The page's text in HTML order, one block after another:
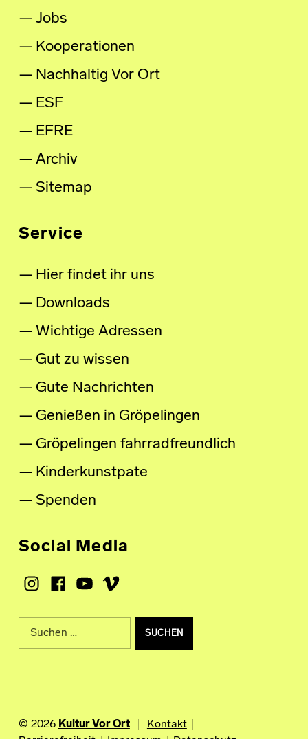
Jobs
Kooperationen
Nachhaltig Vor Ort
ESF
EFRE
Archiv
Sitemap
Service
Hier findet ihr uns
Downloads
Wichtige Adressen
Gut zu wissen
Gute Nachrichten
Genießen in Gröpelingen
Gröpelingen fahrradfreundlich
Kinderkunstpate
Spenden
Social Media
Instagram
Facebook
Youtube
Vimeo
Suche nach:
© 2026 Kultur Vor Ort
Kontakt